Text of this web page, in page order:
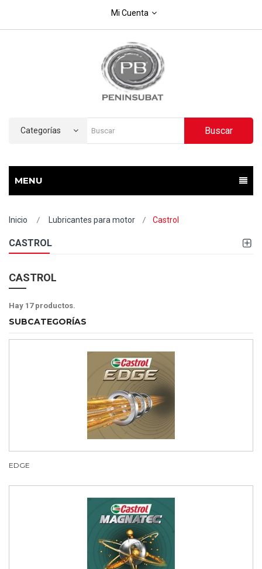
Mi Cuenta
Categorías Buscar
MENU
Inicio Lubricantes para motor Castrol
CASTROL
CASTROL
Hay 17 productos.
SUBCATEGORÍAS
EDGE